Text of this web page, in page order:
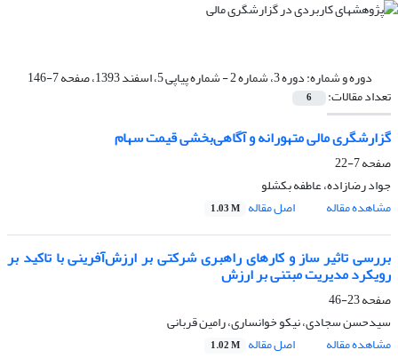
دوره و شماره:دوره 3، شماره 2 - شماره پیاپی 5، اسفند 1393، صفحه 7-146
تعداد مقالات: 6
گزارشگری مالی متهورانه و آگاهی‌بخشی قیمت سهام
صفحه7-22
جواد رضازاده، عاطفه بکشلو
مشاهده مقاله
اصل مقاله 1.03 M
بررسی تاثیر ساز و کارهای راهبری شرکتی بر ارزش‌آفرینی با تاکید بر
رویکرد مدیریت مبتنی بر ارزش
صفحه23-46
سیدحسن سجادی، نیکو خوانساری، رامین قربانی
مشاهده مقاله
اصل مقاله 1.02 M